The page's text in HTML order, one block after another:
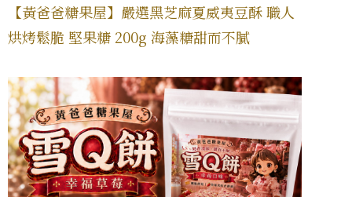
【黃爸爸糖果屋】嚴選黑芝麻夏威夷豆酥 職人
烘烤鬆脆 堅果糖 200g 海藻糖甜而不膩